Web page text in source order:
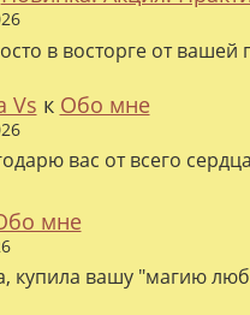
в восторге от
Vs к Обо мне
вас от всего
мне
купила вашу "магию